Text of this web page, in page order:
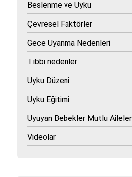
Beslenme ve Uyku
Çevresel Faktörler
Gece Uyanma Nedenleri
Tıbbi nedenler
Uyku Düzeni
Uyku Eğitimi
Uyuyan Bebekler Mutlu Aileler
Videolar